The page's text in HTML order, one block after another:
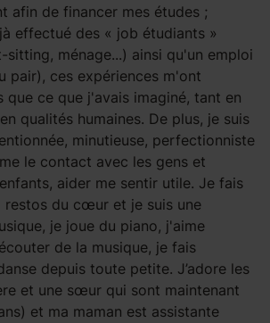
afin de financer mes études ;
effectué des « job étudiants »
ménage...) ainsi qu'un emploi
pair), ces expériences m'ont
que ce que j'avais imaginé, tant en
qualités humaines. De plus, je suis
minutieuse, perfectionniste
le contact avec les gens et
aider me sentir utile. Je fais
restos du cœur et je suis une
je joue du piano, j'aime
de la musique, je fais
depuis toute petite. J’adore les
et une sœur qui sont maintenant
et ma maman est assistante